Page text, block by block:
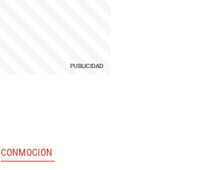
CONMOCIÓN